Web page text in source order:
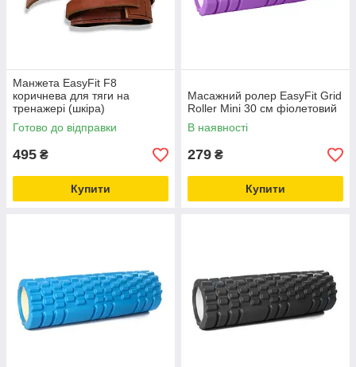
Манжета EasyFit F8
коричнева для тяги на
тренажері (шкіра)
Готово до відправки
495 ₴
Купити
Масажний ролер EasyFit Grid
Roller Mini 30 см фіолетовий
В наявності
279 ₴
Купити